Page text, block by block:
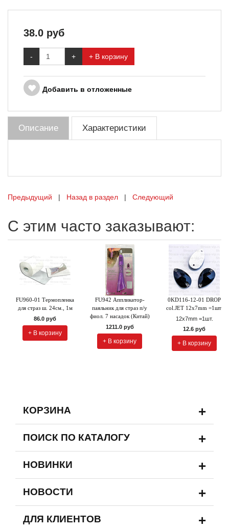
38.0 руб
- + + В корзину
Добавить в отложенные
Описание Характеристики
Предыдущий | Назад в раздел | Следующий
С этим часто заказывают:
FU960-01 Термопленка
для страз ш. 24см., 1м
86.0 руб
+ В корзину
FU942 Аппликатор-
паяльник для страз п/у
фиол. 7 насадок (Китай)
1211.0 руб
+ В корзину
0KD116-12-01 DROP
col.JET 12x7mm =1шт.
12x7mm =1шт.
12.6 руб
+ В корзину
КОРЗИНА +
ПОИСК ПО КАТАЛОГУ +
НОВИНКИ +
НОВОСТИ +
ДЛЯ КЛИЕНТОВ +